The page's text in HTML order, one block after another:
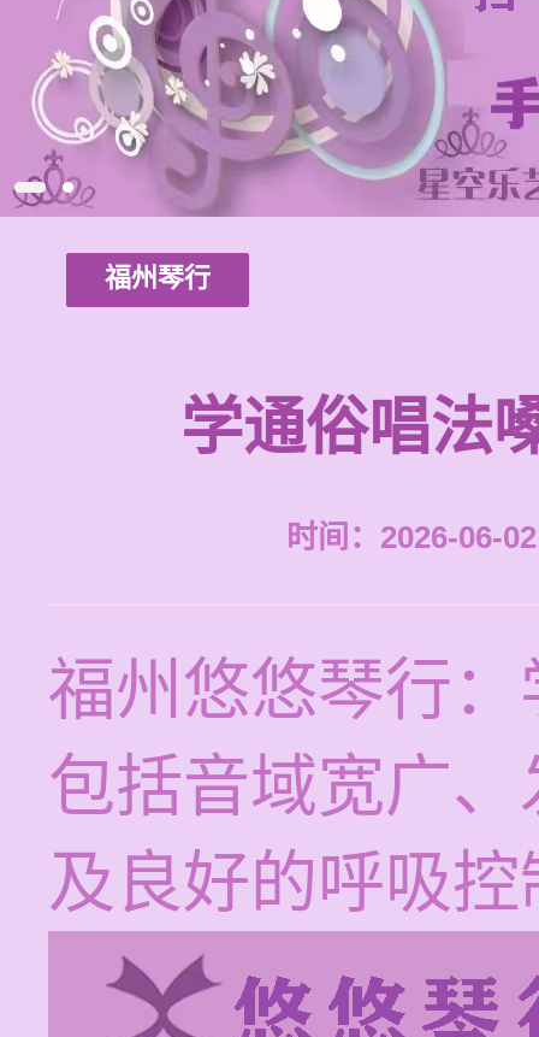
福州琴行
学通俗唱法
时间：2026-06-
福州悠悠琴行
包括音域宽广
及良好的呼吸控